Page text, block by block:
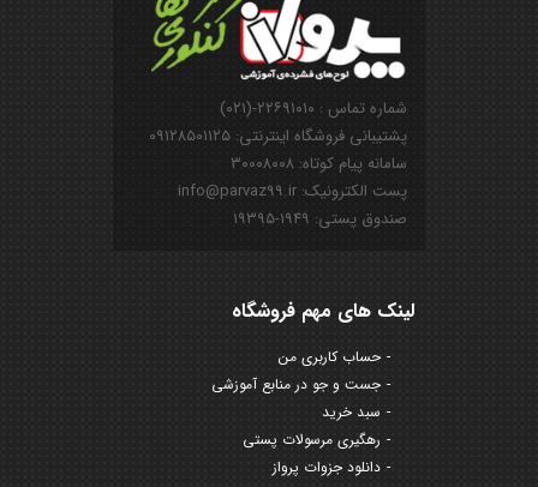
شماره تماس : ۲۲۶۹۱۰۱۰-(۰۲۱)
پشتیبانی فروشگاه اینترنتی: ۰۹۱۲۸۵۰۱۱۲۵
سامانه پیام کوتاه: ۳۰۰۰۸۰۰۸
پست الکترونیک: info@parvaz99.ir
صندوق پستی: ۱۹۴۹-۱۹۳۹۵
لینک های مهم فروشگاه
حساب کاربری من
جست و جو در منابع آموزشی
سبد خرید
رهگیری مرسولات پستی
دانلود جزوات پرواز